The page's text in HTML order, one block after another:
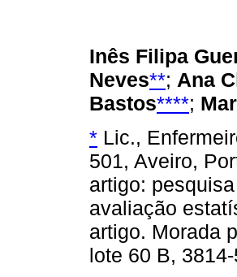
Inês Filipa
Neves**; Ana
Bastos****;
* Lic.,
501, Aveiro,
artigo:
avaliação
artigo. Morada
lote 60 B,